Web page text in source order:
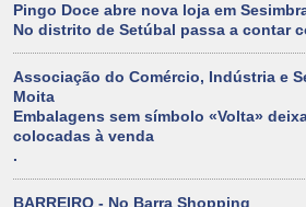
Pingo Doce abre nova loja em
No distrito de Setúbal passa a contar
Associação do Comércio, Indústria e
Moita
Embalagens sem símbolo «Volta»
colocadas à venda
.
BARREIRO - No Barra Shopping